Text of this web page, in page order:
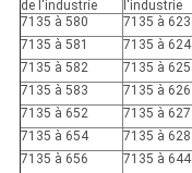
de l'industrie
l'industrie
7135 à 580
7135 à 623
7135 à 581
7135 à 624
7135 à 582
7135 à 625
7135 à 583
7135 à 626
7135 à 652
7135 à 627
7135 à 654
7135 à 628
7135 à 656
7135 à 644